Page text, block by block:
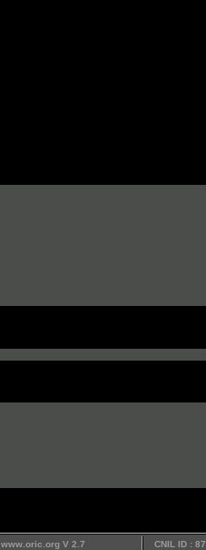
www.oric.org V 2.7 CNIL ID :